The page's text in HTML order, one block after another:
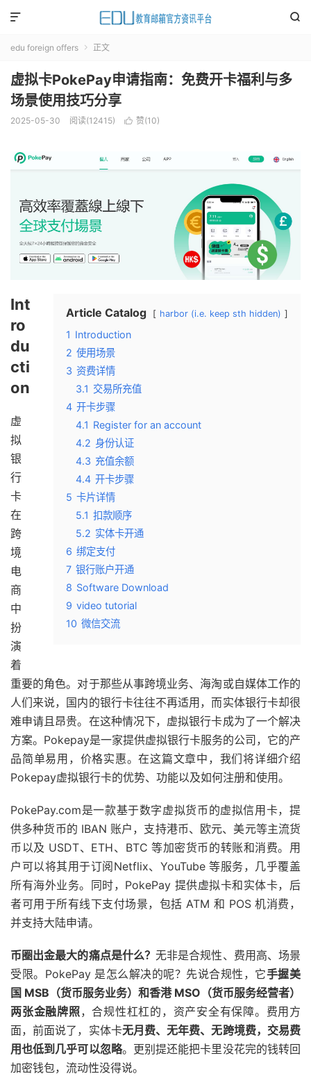


edu foreign offers  正文
虚拟卡PokePay申请指南：免费开卡福利与多
场景使用技巧分享
2025-05-30 阅读(12415)  赞(10)
Article Catalog harbor (i.e. keep sth hidden)
1 Introduction
2 使用场景
3 资费详情
3.1 交易所充值
4 开卡步骤
4.1 Register for an account
4.2 身份认证
4.3 充值余额
4.4 开卡步骤
5 卡片详情
5.1 扣款顺序
5.2 实体卡开通
6 绑定支付
7 银行账户开通
8 Software Download
9 video tutorial
10 微信交流
Int
ro
du
cti
on
虚
拟
银
行
卡
在
跨
境
电
商
中
扮
演
着
重要的角色。对于那些从事跨境业务、海淘或自媒体工作的
人们来说，国内的银行卡往往不再适用，而实体银行卡却很
难申请且昂贵。在这种情况下，虚拟银行卡成为了一个解决
方案。Pokepay是一家提供虚拟银行卡服务的公司，它的产
品简单易用，价格实惠。在这篇文章中，我们将详细介绍
Pokepay虚拟银行卡的优势、功能以及如何注册和使用。
PokePay.com是一款基于数字虚拟货币的虚拟信用卡，提
供多种货币的 IBAN 账户，支持港币、欧元、美元等主流货
币以及 USDT、ETH、BTC 等加密货币的转账和消费。用
户可以将其用于订阅Netflix、YouTube 等服务，几乎覆盖
所有海外业务。同时，PokePay 提供虚拟卡和实体卡，后
者可用于所有线下支付场景，包括 ATM 和 POS 机消费，
并支持大陆申请。
币圈出金最大的痛点是什么？无非是合规性、费用高、场景
受限。PokePay 是怎么解决的呢？先说合规性，它手握美
国 MSB（货币服务业务）和香港 MSO（货币服务经营者）
两张金融牌照，合规性杠杠的，资产安全有保障。费用方
面，前面说了，实体卡无月费、无年费、无跨境费，交易费
用也低到几乎可以忽略。更别提还能把卡里没花完的钱转回
加密钱包，流动性没得说。